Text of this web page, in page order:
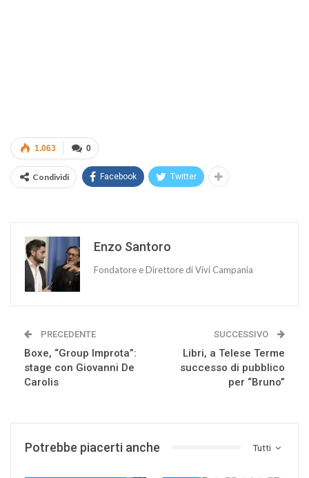
0
1.063
Condividi Facebook Twitter
Enzo Santoro
Fondatore e Direttore di Vivi Campania
PRECEDENTE
Boxe, “Group Improta”:
stage con Giovanni De
Carolis
SUCCESSIVO
Libri, a Telese Terme
successo di pubblico
per “Bruno”
Tutti
Potrebbe piacerti anche